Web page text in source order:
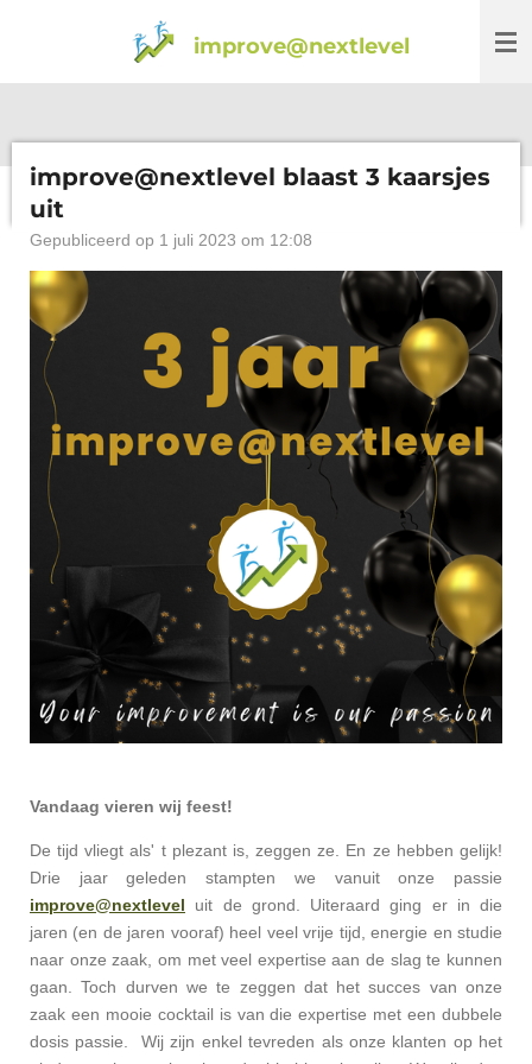
improve@nextlevel
improve@nextlevel blaast 3 kaarsjes
uit
Gepubliceerd op 1 juli 2023 om 12:08
Vandaag vieren wij feest!
De tijd vliegt als' t plezant is, zeggen ze. En ze hebben gelijk!
Drie jaar geleden stampten we vanuit onze passie
improve@nextlevel uit de grond. Uiteraard ging er in die
jaren (en de jaren vooraf) heel veel vrije tijd, energie en studie
naar onze zaak, om met veel expertise aan de slag te kunnen
gaan. Toch durven we te zeggen dat het succes van onze
zaak een mooie cocktail is van die expertise met een dubbele
dosis passie. Wij zijn enkel tevreden als onze klanten op het